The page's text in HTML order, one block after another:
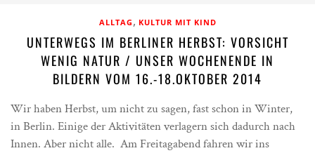
ALLTAG , KULTUR MIT KIND
UNTERWEGS IM BERLINER HERBST: VORSICHT
WENIG NATUR / UNSER WOCHENENDE IN
BILDERN VOM 16.-18.OKTOBER 2014
Wir haben Herbst, um nicht zu sagen, fast schon in Winter,
in Berlin. Einige der Aktivitäten verlagern sich dadurch nach
Innen. Aber nicht alle. Am Freitagabend fahren wir ins